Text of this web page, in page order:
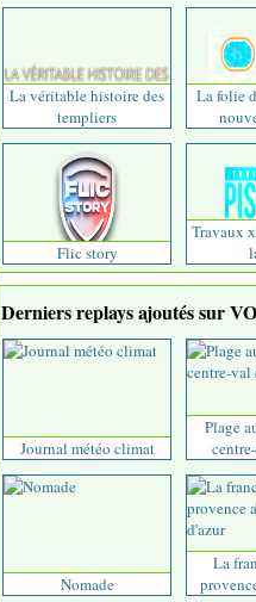
La véritable histoire des
templiers
La folie
Flic story
Travaux
Derniers replays ajoutés sur
Journal météo climat
Plage
Nomade
La